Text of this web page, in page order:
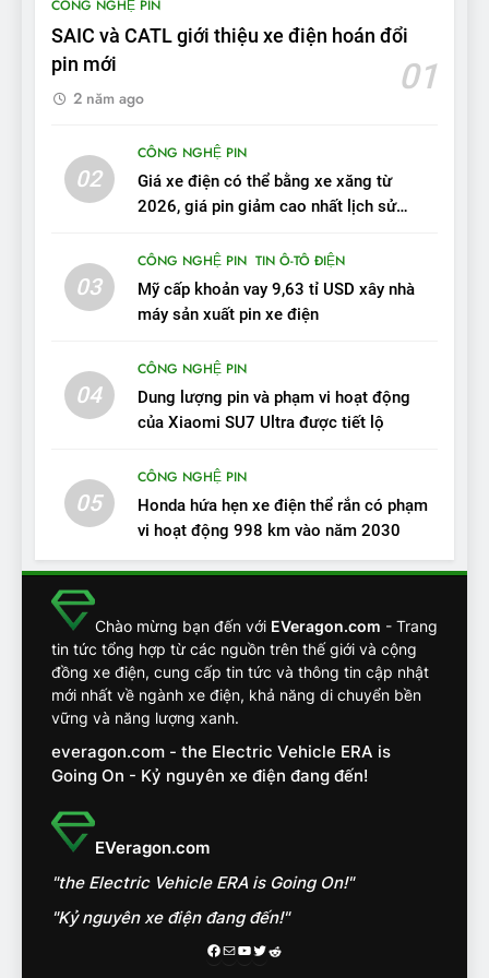
chất lượng tương xứng
ĐÁNH GIÁ XE
10
VinFast VF 7 tấm tắc: “Hơn
hẳn xe xăng”
ĐÁNH GIÁ XE
Người dùng nhận xét về
VinFast VF7: Độ hoàn thiện
đồng
12
VinFast VF7 – Mẫu xe cá
ĐÁNH GIÁ XE
Chuyên gia tiết lộ bài test
đối về an toàn trên VinFast
VF8
ĐÁNH GIÁ XE
14
VinFast VF7 đang bỏ xa
như thế nào?
ĐÁNH GIÁ XE
15
‘cảnh vệ’ ADAS, ‘trợ lý’ ViVi
trên ngàn dặm đường
CÔNG NGHỆ AI, TỰ LÁI, ADAS,
ROBOTAXI
ĐÁNH GIÁ XE
CÔNG NGHỆ PIN
SAIC và CATL giới thiệu xe điện hoán đổi
pin mới
01
2 năm ago
02
CÔNG NGHỆ PIN
Giá xe điện có thể bằng xe xăng từ
2026, giá pin giảm cao nhất lịch sử
03
CÔNG NGHỆ PIN TIN Ô-TÔ ĐIỆN
Mỹ cấp khoản vay 9,63 tỉ USD xây nhà
máy sản xuất pin xe điện
04
CÔNG NGHỆ PIN
Dung lượng pin và phạm vi hoạt động
của Xiaomi SU7 Ultra được tiết lộ
05
CÔNG NGHỆ PIN
Honda hứa hẹn xe điện thể rắn có phạm
vi hoạt động 998 km vào năm 2030
Chào mừng bạn đến với EVeragon.com - Trang
tin tức tổng hợp từ các nguồn trên thế giới và cộng
đồng xe điện, cung cấp tin tức và thông tin cập nhật
mới nhất về ngành xe điện, khả năng di chuyển bền
vững và năng lượng xanh.
everagon.com - the Electric Vehicle ERA is
Going On - Kỷ nguyên xe điện đang đến!
EVeragon.com
"the Electric Vehicle ERA is Going On!"
"Kỷ nguyên xe điện đang đến!"
Facebook
MailYoutube
Twitter